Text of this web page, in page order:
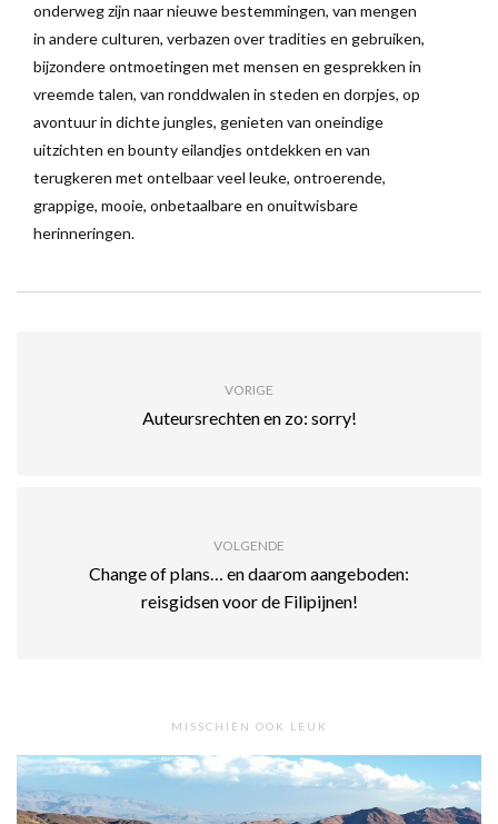
onderweg zijn naar nieuwe bestemmingen, van mengen
in andere culturen, verbazen over tradities en gebruiken,
bijzondere ontmoetingen met mensen en gesprekken in
vreemde talen, van ronddwalen in steden en dorpjes, op
avontuur in dichte jungles, genieten van oneindige
uitzichten en bounty eilandjes ontdekken en van
terugkeren met ontelbaar veel leuke, ontroerende,
grappige, mooie, onbetaalbare en onuitwisbare
herinneringen.
VORIGE
Auteursrechten en zo: sorry!
VOLGENDE
Change of plans… en daarom aangeboden:
reisgidsen voor de Filipijnen!
MISSCHIEN OOK LEUK